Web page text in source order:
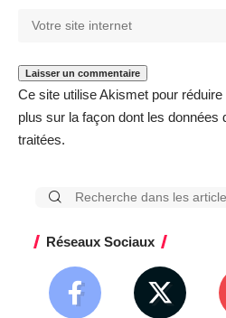
Ce site utilise Akismet pour
plus sur la façon dont les
traitées.
Réseaux Sociaux